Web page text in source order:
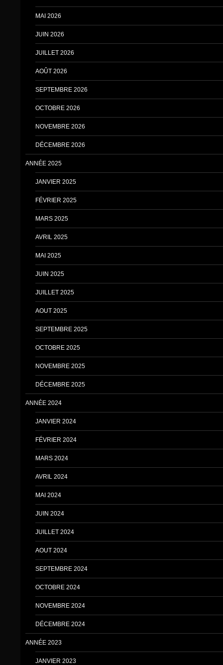
MAI 2026
JUIN 2026
JUILLET 2026
AOÛT 2026
SEPTEMBRE 2026
OCTOBRE 2026
NOVEMBRE 2026
DÉCEMBRE 2026
ANNÉE 2025
JANVIER 2025
FÉVRIER 2025
MARS 2025
AVRIL 2025
MAI 2025
JUIN 2025
JUILLET 2025
AOUT 2025
SEPTEMBRE 2025
OCTOBRE 2025
NOVEMBRE 2025
DÉCEMBRE 2025
ANNÉE 2024
JANVIER 2024
FÉVRIER 2024
MARS 2024
AVRIL 2024
MAI 2024
JUIN 2024
JUILLET 2024
AOUT 2024
SEPTEMBRE 2024
OCTOBRE 2024
NOVEMBRE 2024
DÉCEMBRE 2024
ANNÉE 2023
JANVIER 2023